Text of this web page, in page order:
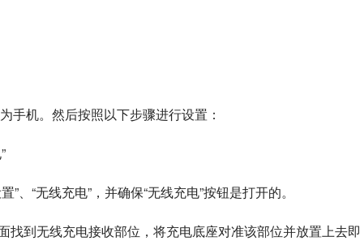
手机。然后按照以下步骤进行设置：
、“无线充电”，并确保“无线充电”按钮是打开的。
到无线充电接收部位，将充电底座对准该部位并放置上去即